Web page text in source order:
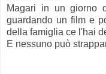
Magari in un giorno
guardando un film e
della famiglia ce l'hai
E nessuno può